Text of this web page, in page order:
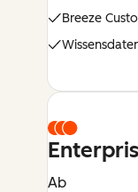
Breeze
Ab